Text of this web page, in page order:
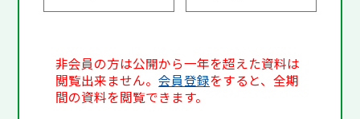
非会員の方は公開から一年を超えた資料は
閲覧出来ません。会員登録をすると、全期
間の資料を閲覧できます。